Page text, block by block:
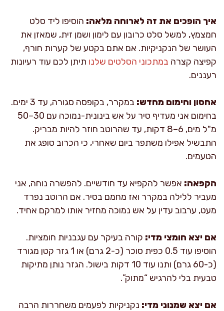
איך הופכים את זה לארוחה מלאה: הוסיפו ליד סלט
חמצמץ, למשל סלט כרובון עם לימון ושמן זית, שמאזן את
העושר של הנקניקיות. אם אתם בקטע של קערות חורף,
קפיצה קצרה במתכוני הסלטים שלנו תיתן לכם עוד רעיונות
רעננים.
אחסון וחימום מחדש:
במקרר, בקופסה סגורה, עד 3 ימים.
בחימום אני מעדיף סיר על אש בינונית-נמוכה עם 30–50
מ"ל מים, 6–8 דקות, עד שהרוטב חוזר להיות מבריק.
התבשיל אפילו משתפר ביום שאחרי, כי הכרוב סופג את
הטעמים.
הקפאה: אפשר להקפיא עד חודשיים. להפשרה נוחה, אני
מעביר ללילה במקרר ואז מחמם בסיר. אם הרוטב נפרד
מעט, ערבוב עדין על אש נמוכה מחזיר אותו למרקם אחיד.
אם יצא חומצי מדי: קורה בעיקר עם עגבניות חומציות.
הוסיפו עוד 0.5 כפית סוכר (כ-2 גרם) או 1 גזר קטן מגורד
(כ-60 גרם) ותנו עוד 10 דקות בישול. הגזר נותן מתיקות
טבעית בלי להרגיש “מתוק”.
אם יצא שמנוני מדי: נקניקיות לפעמים משחררות הרבה